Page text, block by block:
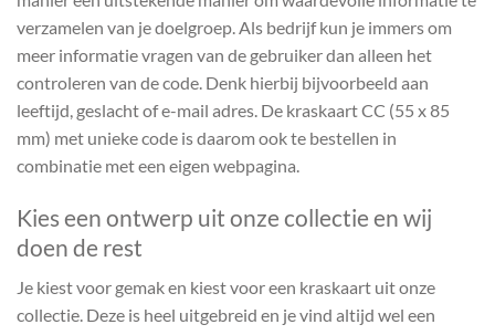
verzamelen van je doelgroep. Als bedrijf kun je immers om
meer informatie vragen van de gebruiker dan alleen het
controleren van de code. Denk hierbij bijvoorbeeld aan
leeftijd, geslacht of e-mail adres. De kraskaart CC (55 x 85
mm) met unieke code is daarom ook te bestellen in
combinatie met een eigen webpagina.
Kies een ontwerp uit onze collectie en wij
doen de rest
Je kiest voor gemak en kiest voor een kraskaart uit onze
collectie. Deze is heel uitgebreid en je vind altijd wel een